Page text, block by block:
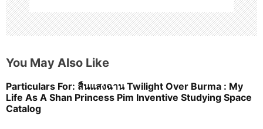
You May Also Like
Particulars For: สิ้นแสงฉาน Twilight Over Burma : My
Life As A Shan Princess Pim Inventive Studying Space
Catalog